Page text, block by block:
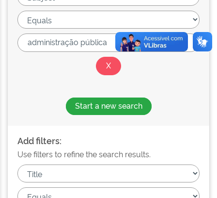
Start a new search
Add filters:
Use filters to refine the search results.